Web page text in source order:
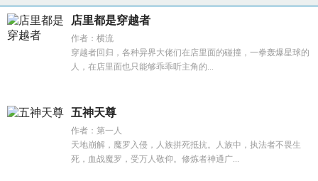
店里都是穿越者
作者：横流
穿越者回归，各种异界大佬们在店里面的碰撞，一拳轰爆星球的
人，在店里面也只能够乖乖听主角的...
五神天尊
作者：第一人
天地崩解，魔罗入侵，人族拼死抵抗。人族中，执法者不畏生
死，血战魔罗，受万人敬仰。修炼者神通广...